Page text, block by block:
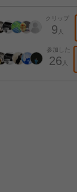
クリップ
9 人
参加した
26 人